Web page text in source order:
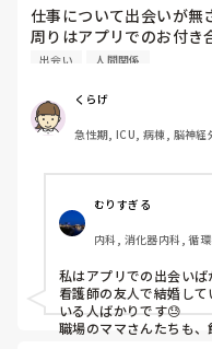
仕事について出会いが無
周りはアプリでのお付き
をしだすとアプリでの出
出会い 人間関係
くらげ
急性期, ICU, 病棟, 脳神経
むりすぎる
内科, 消化器内科, 循
診・健診
私はアプリでの出会いば
看護師の友人で結婚し
いる人ばかりです😓
職場のママさんたちも